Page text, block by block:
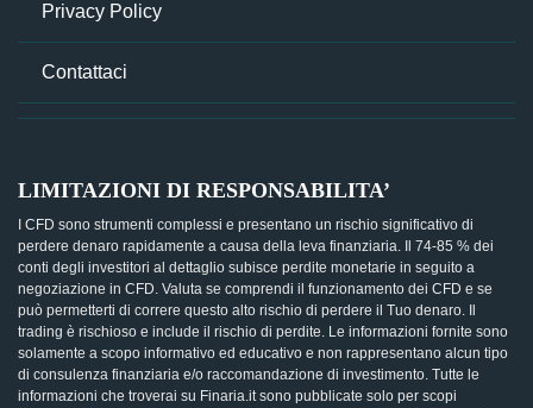
Privacy Policy
Contattaci
LIMITAZIONI DI RESPONSABILITA’
I CFD sono strumenti complessi e presentano un rischio significativo di
perdere denaro rapidamente a causa della leva finanziaria. Il 74-85 % dei
conti degli investitori al dettaglio subisce perdite monetarie in seguito a
negoziazione in CFD. Valuta se comprendi il funzionamento dei CFD e se
può permetterti di correre questo alto rischio di perdere il Tuo denaro. Il
trading è rischioso e include il rischio di perdite. Le informazioni fornite sono
solamente a scopo informativo ed educativo e non rappresentano alcun tipo
di consulenza finanziaria e/o raccomandazione di investimento. Tutte le
informazioni che troverai su Finaria.it sono pubblicate solo per scopi